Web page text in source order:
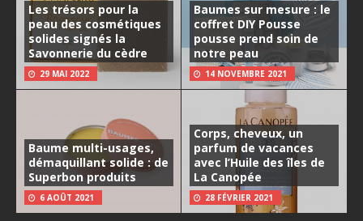
Les trésors pour la
peau des cosmétiques
solides signés la
Savonnerie du cèdre
29 MAI 2022
Baumes sur mesure : le
coffret DIY Pousse
pousse prend soin de
notre peau
14 NOVEMBRE 2021
Baume multi-usages,
démaquillant solide : de
Superbon produits
6 AOÛT 2021
Corps, cheveux, un
parfum de vacances
avec l’Huile des îles de
La Canopée
28 FÉVRIER 2021